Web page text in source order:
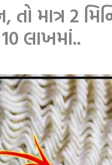
માત્ર 2
લાખમાં..